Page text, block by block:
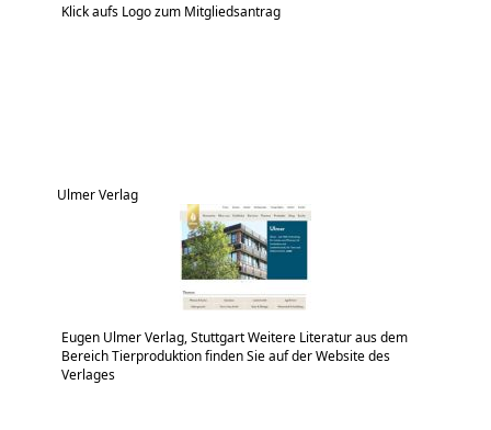
Klick aufs Logo zum Mitgliedsantrag
Ulmer Verlag
Eugen Ulmer Verlag, Stuttgart Weitere Literatur aus dem
Bereich Tierproduktion finden Sie auf der Website des
Verlages